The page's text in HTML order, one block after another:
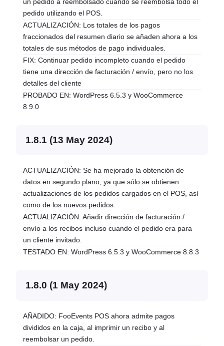
pedido utilizando el POS.
ACTUALIZACIÓN: Los totales de los pagos
fraccionados del resumen diario se añaden ahora a los
totales de sus métodos de pago individuales.
FIX: Continuar pedido incompleto cuando el pedido
tiene una dirección de facturación / envío, pero no los
detalles del cliente
PROBADO EN: WordPress 6.5.3 y WooCommerce
8.9.0
1.8.1 (13 May 2024)
ACTUALIZACIÓN: Se ha mejorado la obtención de
datos en segundo plano, ya que sólo se obtienen
actualizaciones de los pedidos cargados en el POS, así
como de los nuevos pedidos.
ACTUALIZACIÓN: Añadir dirección de facturación /
envío a los recibos incluso cuando el pedido era para
un cliente invitado.
TESTADO EN: WordPress 6.5.3 y WooCommerce 8.8.3
1.8.0 (1 May 2024)
AÑADIDO: FooEvents POS ahora admite pagos
divididos en la caja, al imprimir un recibo y al
reembolsar un pedido.